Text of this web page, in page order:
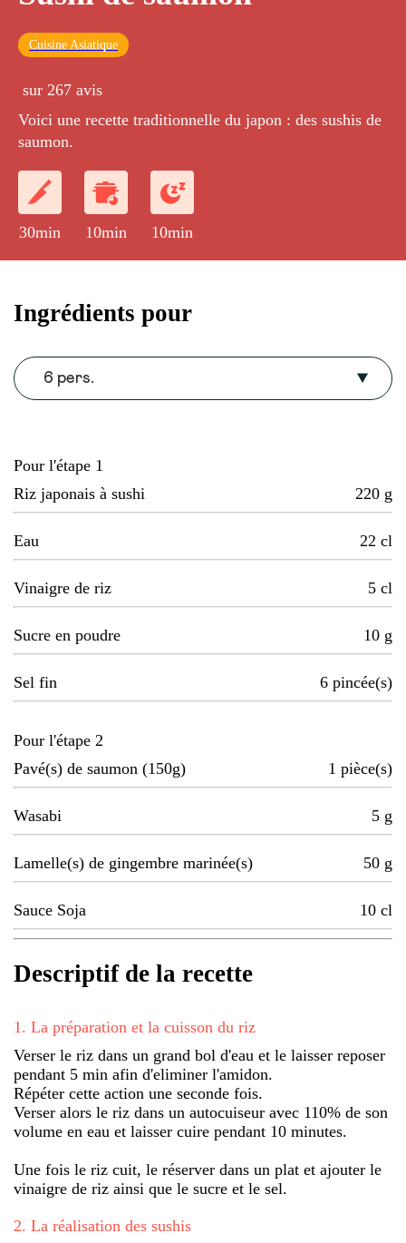
Cuisine Asiatique
sur 267 avis
Voici une recette traditionnelle du japon : des sushis de
saumon.
30min 10min 10min
Ingrédients pour
6 pers.
Pour l'étape 1
Riz japonais à sushi
220 g
Eau 22 cl
Vinaigre de riz 5 cl
Sucre en poudre 10 g
Sel fin 6 pincée(s)
Pour l'étape 2
Pavé(s) de saumon (150g)
1 pièce(s)
Wasabi 5 g
Lamelle(s) de gingembre marinée(s) 50 g
Sauce Soja 10 cl
Descriptif de la recette
1 . La préparation et la cuisson du riz
Verser le riz dans un grand bol d'eau et le laisser reposer
pendant 5 min afin d'eliminer l'amidon.
Répéter cette action une seconde fois.
Verser alors le riz dans un autocuiseur avec 110% de son
volume en eau et laisser cuire pendant 10 minutes.
Une fois le riz cuit, le réserver dans un plat et ajouter le
vinaigre de riz ainsi que le sucre et le sel.
2. La réalisation des sushis